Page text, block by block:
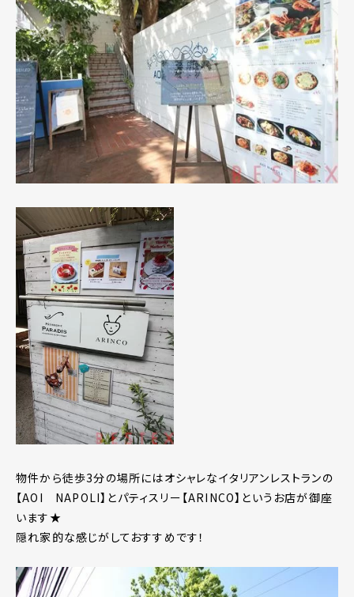
物件から徒歩3分の場所にはオシャレなイタリアンレストランの
【AOI NAPOLI】とパティスリー【ARINCO】というお店が御座
います★
隠れ家的な感じがしておすすめです！